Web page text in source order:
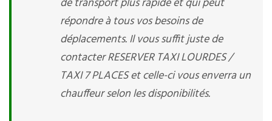
répondre à tous vos besoins de
déplacements. Il vous suffit juste de
contacter RESERVER TAXI LOURDES /
TAXI 7 PLACES et celle-ci vous enverra un
chauffeur selon les disponibilités.